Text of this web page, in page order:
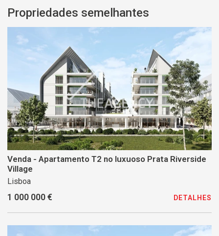
Propriedades semelhantes
Venda - Apartamento T2 no luxuoso Prata Riverside
Village
Lisboa
1 000 000 € DETALHES